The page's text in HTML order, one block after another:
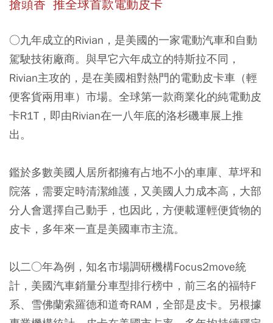
搶頭香 推全球首款電動皮卡
○九年成立的Rivian，是美國的一家電動汽車和自動
駕駛技術廠商。與早它六年成立的特斯拉不同，
Rivian主攻的，是在美國相對熱門的電動皮卡車（輕
便客貨兩用車）市場。全球第一款商業化的純電動皮
卡R1T，即由Rivian在一八年底的洛杉磯車展上推
出。
鑑於多數美國人居所都擁有占地不小的車庫、草坪和
院落，需要定時清潔維護，又美國人力成本高，大部
分人會選擇自己動手，也因此，方便載運輕便貨物的
皮卡，多年來一直是美國車市主流。
以二○年為例，知名市場調研機構Focus2move統
計，美國汽車銷量分車型排行榜中，前三名的福特F
系、雪佛蘭索羅德和道奇RAM，全部是皮卡。另根據